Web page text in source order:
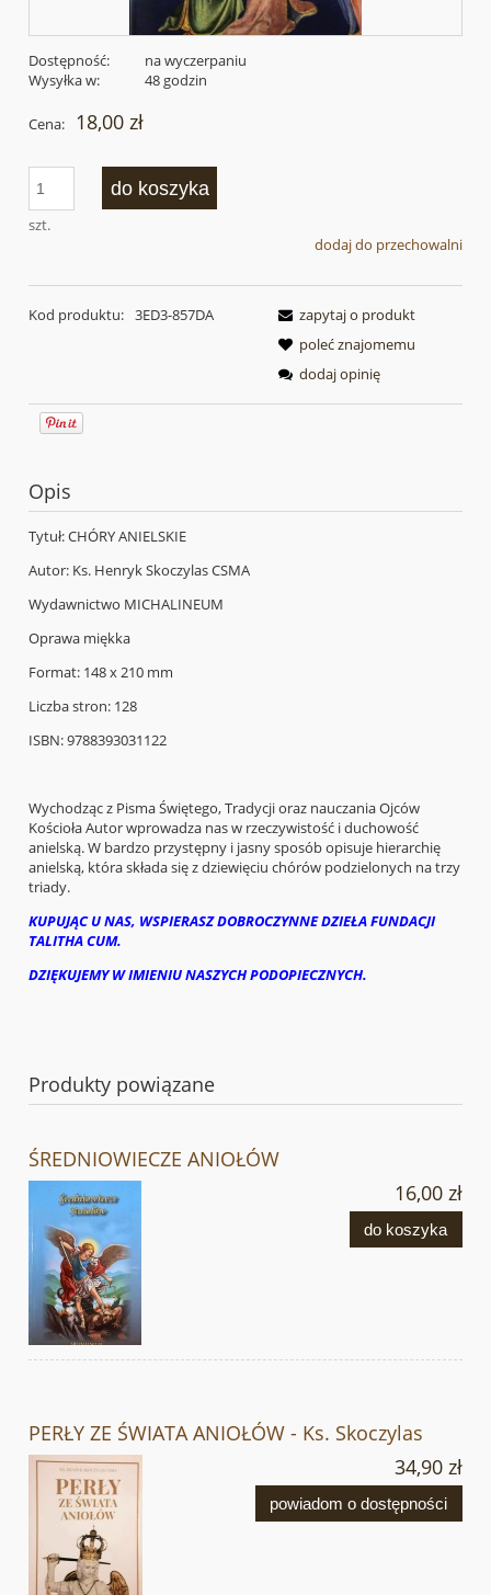
Dostępność:
na wyczerpaniu
Wysyłka w:
48 godzin
Cena: 18,00 zł
szt.
do koszyka
dodaj do przechowalni
Kod produktu: 3ED3-857DA
zapytaj o produkt
poleć znajomemu
dodaj opinię
Opis
Tytuł: CHÓRY ANIELSKIE
Autor: Ks. Henryk Skoczylas CSMA
Wydawnictwo MICHALINEUM
Oprawa miękka
Format: 148 x 210 mm
Liczba stron: 128
ISBN: 9788393031122
Wychodząc z Pisma Świętego, Tradycji oraz nauczania Ojców
Kościoła Autor wprowadza nas w rzeczywistość i duchowość
anielską. W bardzo przystępny i jasny sposób opisuje hierarchię
anielską, która składa się z dziewięciu chórów podzielonych na trzy
triady.
KUPUJĄC U NAS, WSPIERASZ DOBROCZYNNE DZIEŁA FUNDACJI
TALITHA CUM.
DZIĘKUJEMY W IMIENIU NASZYCH PODOPIECZNYCH.
Produkty powiązane
ŚREDNIOWIECZE ANIOŁÓW
16,00 zł
do koszyka
PERŁY ZE ŚWIATA ANIOŁÓW - Ks. Skoczylas
34,90 zł
powiadom o dostępności